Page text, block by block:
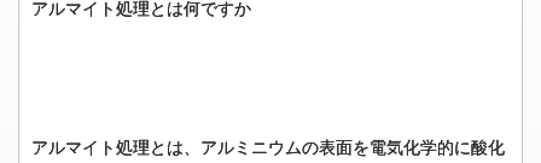
アルマイト処理とは何ですか
アルマイト処理とは、アルミニウムの表面を電気化学的に酸化